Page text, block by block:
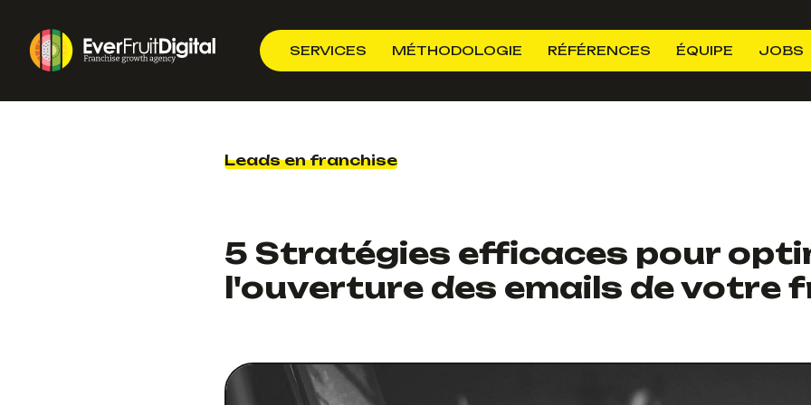
SERVICES MÉTHODOLOGIE RÉFÉRENCES ÉQUIPE JOBS
Leads en franchise
5 Stratégies efficaces pour
l'ouverture des emails de votre